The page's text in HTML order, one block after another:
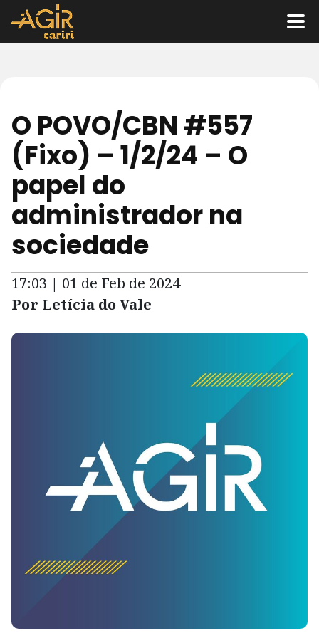
O POVO/CBN #557
(Fixo) – 1/2/24 – O
papel do
administrador na
sociedade
17:03 | 01 de Feb de 2024
Por Letícia do Vale